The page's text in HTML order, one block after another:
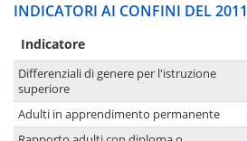
INDICATORI AI CONFINI DEL 2011
Indicatore
Differenziali di genere per l'istruzione
superiore
Adulti in apprendimento permanente